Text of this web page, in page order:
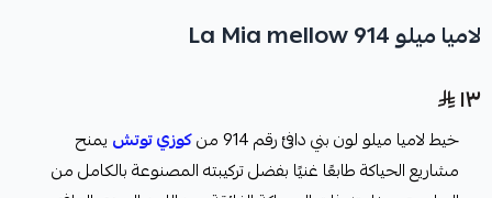
لاميا ميلو La Mia mellow 914
١٣
خيط لاميا ميلو لون بني دافئ رقم 914 من كوزي توتش يمنح
مشاريع الحياكة طابعًا غنيًا بفضل تركيبته المصنوعة بالكامل من